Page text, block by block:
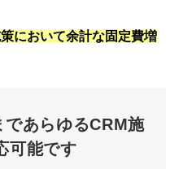
において余計な固定費増
あらゆるCRM施
可能です